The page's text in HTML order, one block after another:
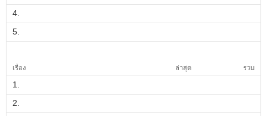
4.
5.
เรื่อง ล่าสุด รวม
1.
2.